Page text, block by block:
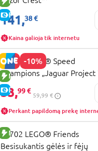
E-KAINA
141,38 €
Kaina galioja tik internetu
-10%
NAUJA PREKĖ
E-KAINA
77264 LEGO® Speed
Champions „Jaguar Project
„Land Rover Defender“
53,99 €
59,99 €
Perkant papildomą prekę
NAUJA PREKĖ
42702 LEGO® Friends
Besisukantis gėlės ir fėjų